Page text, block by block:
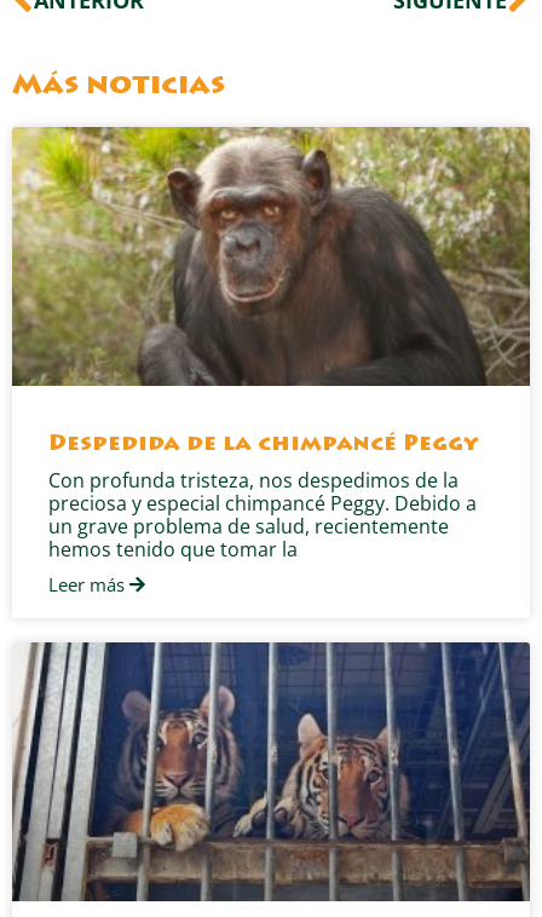
Más noticias
Despedida de la chimpancé Peggy
Con profunda tristeza, nos despedimos de la
preciosa y especial chimpancé Peggy. Debido a
un grave problema de salud, recientemente
hemos tenido que tomar la
Leer más